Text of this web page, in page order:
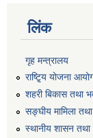
लिंक
गृह मन्त्रालय
राष्टि्ृय योजना
शहरी बिकास तथा
सङ्घीय मामिला
स्थानीय शासन तथा